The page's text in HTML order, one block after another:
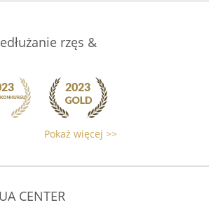
rzęs &
Pokaż więcej >>
CENTER